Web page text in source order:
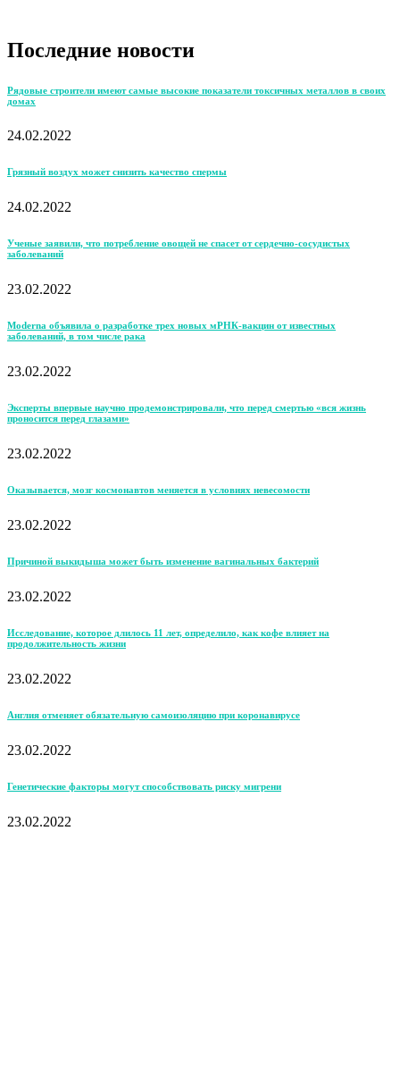
Последние новости
Рядовые строители имеют самые высокие показатели токсичных металлов в своих
домах
24.02.2022
Грязный воздух может снизить качество спермы
24.02.2022
Ученые заявили, что потребление овощей не спасет от сердечно-сосудистых
заболеваний
23.02.2022
Moderna объявила о разработке трех новых мРНК-вакцин от известных
заболеваний, в том числе рака
23.02.2022
Эксперты впервые научно продемонстрировали, что перед смертью «вся жизнь
проносится перед глазами»
23.02.2022
Оказывается, мозг космонавтов меняется в условиях невесомости
23.02.2022
Причиной выкидыша может быть изменение вагинальных бактерий
23.02.2022
Исследование, которое длилось 11 лет, определило, как кофе влияет на
продолжительность жизни
23.02.2022
Англия отменяет обязательную самоизоляцию при коронавирусе
23.02.2022
Генетические факторы могут способствовать риску мигрени
23.02.2022